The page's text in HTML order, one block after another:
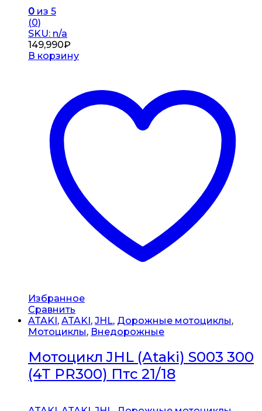
0 из 5
(0)
SKU: n/a
149,990₽
В корзину
Избранное
Сравнить
ATAKI, ATAKI, JHL, Дорожные мотоциклы,
Мотоциклы, Внедорожные
Мотоцикл JHL (Ataki) S003 300
(4T PR300) Птс 21/18